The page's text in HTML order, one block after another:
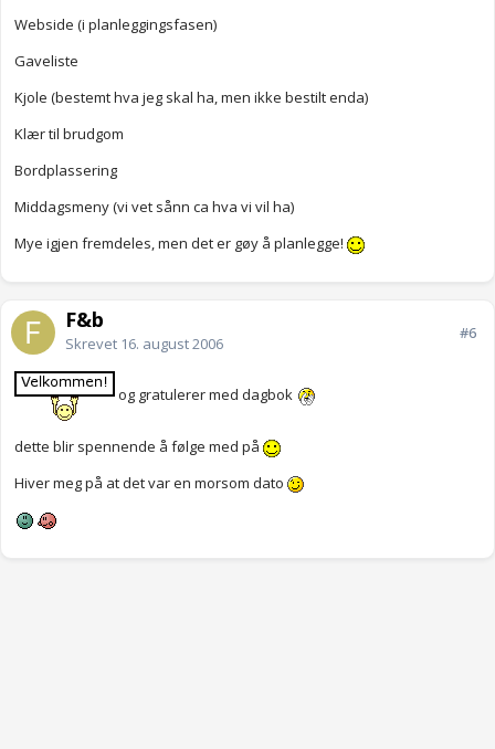
Webside (i planleggingsfasen)
Gaveliste
Kjole (bestemt hva jeg skal ha, men ikke bestilt enda)
Klær til brudgom
Bordplassering
Middagsmeny (vi vet sånn ca hva vi vil ha)
Mye igjen fremdeles, men det er gøy å planlegge!
F&b
Skrevet 16. august 2006
#6
og gratulerer med dagbok
dette blir spennende å følge med på
Hiver meg på at det var en morsom dato